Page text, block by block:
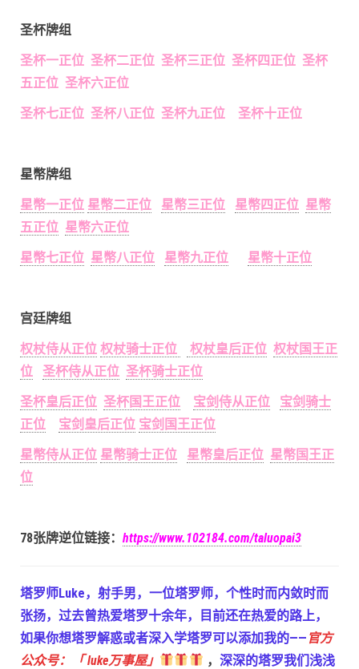
圣杯牌组
圣杯一正位 圣杯二正位 圣杯三正位 圣杯四正位 圣杯
五正位 圣杯六正位
圣杯七正位 圣杯八正位 圣杯九正位 圣杯十正位
星幣牌组
星幣一正位 星幣二正位 星幣三正位 星幣四正位 星幣
五正位 星幣六正位
星幣七正位 星幣八正位 星幣九正位 星幣十正位
宫廷牌组
权杖侍从正位 权杖骑士正位 权杖皇后正位 权杖国王正
位
圣杯侍从正位 圣杯骑士正位
圣杯皇后正位 圣杯国王正位 宝剑侍从正位
宝剑骑士
正位
宝剑皇后正位 宝剑国王正位
星幣侍从正位 星幣骑士正位 星幣皇后正位 星幣国王正
位
78张牌逆位链接： https://www.102184.com/taluopai3
塔罗师Luke，射手男，一位塔罗师，个性时而内敛时而
张扬，过去曾热爱塔罗十余年，目前还在热爱的路上，
如果你想塔罗解惑或者深入学塔罗可以添加我的—— 官方
公众号：「 luke万事屋」
， 深深的塔罗我们浅浅